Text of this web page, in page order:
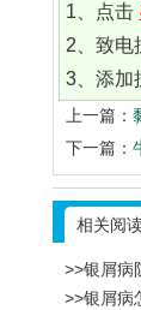
1、点击
2、致电
3、添加
上一篇：
下一篇：
相关阅
>>银屑病
>>银屑病